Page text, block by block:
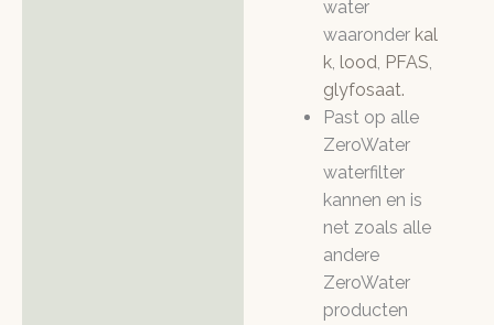
water
waaronder kal
k lood PFAS
glyfosaat.
Past op alle
ZeroWater
waterfilter
kannen en is
net zoals alle
andere
ZeroWater
producten